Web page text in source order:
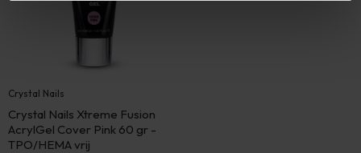
Crystal Nails
Crystal Nails Xtreme Fusion
AcrylGel Cover Pink 60 gr -
TPO/HEMA vrij